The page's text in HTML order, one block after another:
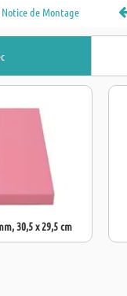
Notice de Montage
30,5 x 29,5 cm